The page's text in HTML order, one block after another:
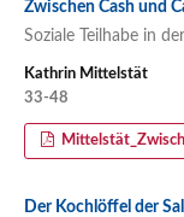
Zwischen Cash und
Soziale Teilhabe in
Kathrin Mittelstät
33-48
Der Kochlöffel der